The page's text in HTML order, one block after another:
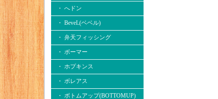
・ へドン
・ BeveL(ベベル)
・ 弁天フィッシング
・ ボーマー
・ ホプキンス
・ ボレアス
・ ボトムアップ(BOTTOMUP)